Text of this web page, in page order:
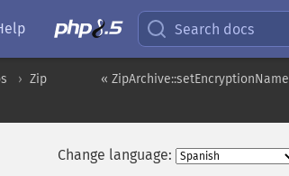
Search docs
« ZipArchive::setEncryptionName
Zip
Change language: